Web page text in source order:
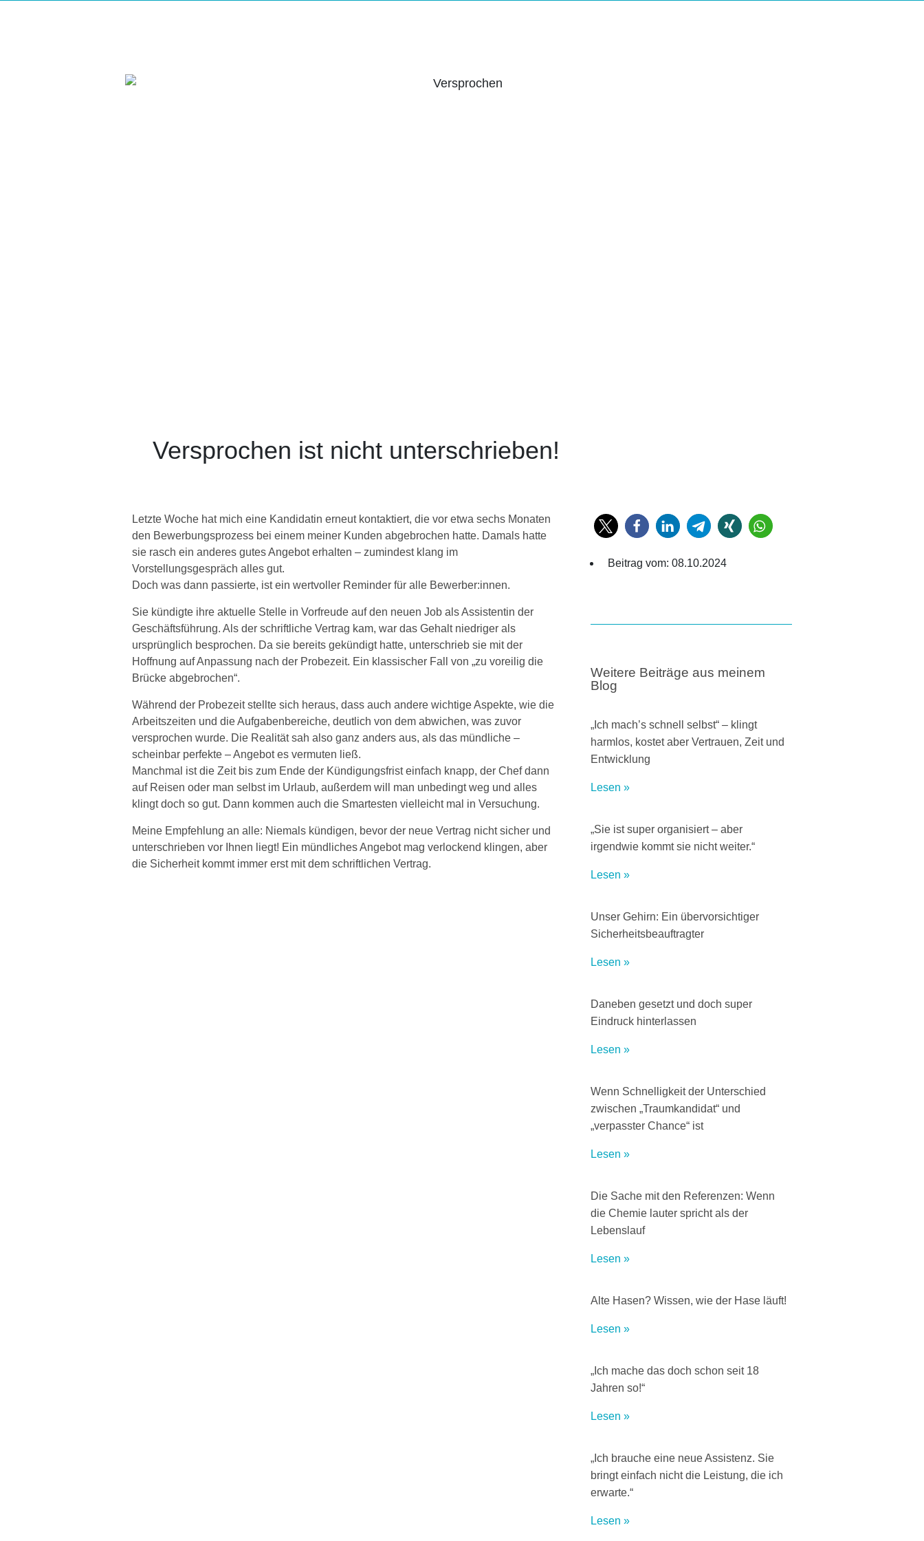
Versprochen ist nicht unterschrieben!
Letzte Woche hat mich eine Kandidatin erneut kontaktiert, die vor etwa sechs Monaten
den Bewerbungsprozess bei einem meiner Kunden abgebrochen hatte. Damals hatte
sie rasch ein anderes gutes Angebot erhalten – zumindest klang im
Vorstellungsgespräch alles gut.
Doch was dann passierte, ist ein wertvoller Reminder für alle Bewerber:innen.
Sie kündigte ihre aktuelle Stelle in Vorfreude auf den neuen Job als Assistentin der
Geschäftsführung. Als der schriftliche Vertrag kam, war das Gehalt niedriger als
ursprünglich besprochen. Da sie bereits gekündigt hatte, unterschrieb sie mit der
Hoffnung auf Anpassung nach der Probezeit. Ein klassischer Fall von „zu voreilig die
Brücke abgebrochen“.
Während der Probezeit stellte sich heraus, dass auch andere wichtige Aspekte, wie die
Arbeitszeiten und die Aufgabenbereiche, deutlich von dem abwichen, was zuvor
versprochen wurde. Die Realität sah also ganz anders aus, als das mündliche –
scheinbar perfekte – Angebot es vermuten ließ.
Manchmal ist die Zeit bis zum Ende der Kündigungsfrist einfach knapp, der Chef dann
auf Reisen oder man selbst im Urlaub, außerdem will man unbedingt weg und alles
klingt doch so gut. Dann kommen auch die Smartesten vielleicht mal in Versuchung.
Meine Empfehlung an alle: Niemals kündigen, bevor der neue Vertrag nicht sicher und
unterschrieben vor Ihnen liegt! Ein mündliches Angebot mag verlockend klingen, aber
die Sicherheit kommt immer erst mit dem schriftlichen Vertrag.
Beitrag vom: 08.10.2024
Weitere Beiträge aus meinem
Blog
„Ich mach’s schnell selbst“ – klingt
harmlos, kostet aber Vertrauen, Zeit und
Entwicklung
Lesen »
„Sie ist super organisiert – aber
irgendwie kommt sie nicht weiter.“
Lesen »
Unser Gehirn: Ein übervorsichtiger
Sicherheitsbeauftragter
Lesen »
Daneben gesetzt und doch super
Eindruck hinterlassen
Lesen »
Wenn Schnelligkeit der Unterschied
zwischen „Traumkandidat“ und
„verpasster Chance“ ist
Lesen »
Die Sache mit den Referenzen: Wenn
die Chemie lauter spricht als der
Lebenslauf
Lesen »
Alte Hasen? Wissen, wie der Hase läuft!
Lesen »
„Ich mache das doch schon seit 18
Jahren so!“
Lesen »
„Ich brauche eine neue Assistenz. Sie
bringt einfach nicht die Leistung, die ich
erwarte.“
Lesen »